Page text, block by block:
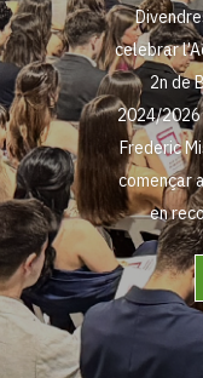
celebrar
2n de
2024/2026
Frederic
començar
en